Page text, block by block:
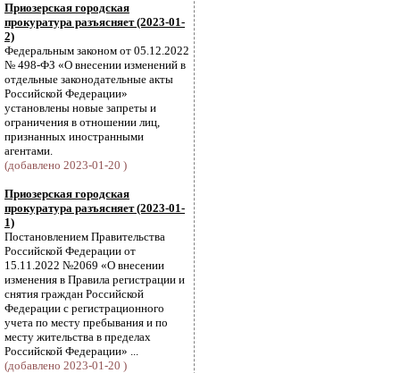
Приозерская городская
прокуратура разъясняет (2023-01-
2)
Федеральным законом от 05.12.2022
№ 498-ФЗ «О внесении изменений в
отдельные законодательные акты
Российской Федерации»
установлены новые запреты и
ограничения в отношении лиц,
признанных иностранными
агентами.
(добавлено 2023-01-20 )
Приозерская городская
прокуратура разъясняет (2023-01-
1)
Постановлением Правительства
Российской Федерации от
15.11.2022 №2069 «О внесении
изменения в Правила регистрации и
снятия граждан Российской
Федерации с регистрационного
учета по месту пребывания и по
месту жительства в пределах
Российской Федерации» ...
(добавлено 2023-01-20 )